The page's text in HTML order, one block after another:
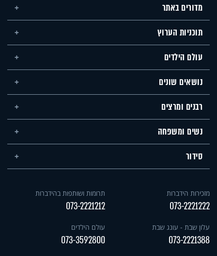
מדורים באתר
תוכניות הערוץ
עולם הילדים
נושאים שונים
רבנים ומרצים
נשים ומשפחה
סידור
מזכירות הידברות
073-2221222
תרומות ושותפות בהידברות
073-2221212
עלון שבת - עונג שבת
073-2221388
עולם הילדים
073-3592800